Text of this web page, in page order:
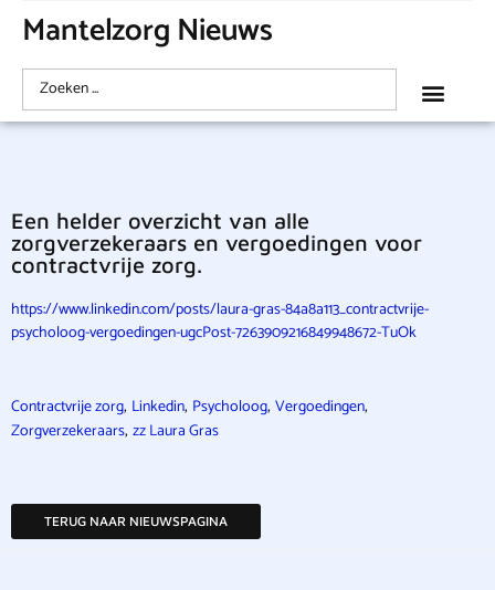
Mantelzorg Nieuws
Een helder overzicht van alle
zorgverzekeraars en vergoedingen voor
contractvrije zorg.
https://www.linkedin.com/posts/laura-gras-84a8a113_contractvrije-
psycholoog-vergoedingen-ugcPost-7263909216849948672-TuOk
Contractvrije zorg, Linkedin, Psycholoog, Vergoedingen,
Zorgverzekeraars, zz Laura Gras
TERUG NAAR NIEUWSPAGINA